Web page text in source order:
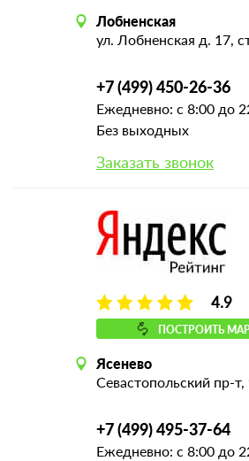
Лобненская
ул. Лобненская д. 17,
+7 (499) 450-26-36
Ежедневно: с 8:00 до
Без выходных
Заказать звонок
4.9
ПОСТРОИТЬ
Ясенево
Севастопольский пр-
+7 (499) 495-37-64
Ежедневно: с 8:00 до